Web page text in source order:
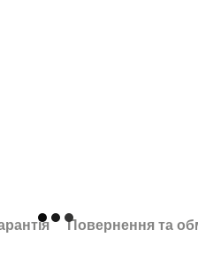
Повернення та